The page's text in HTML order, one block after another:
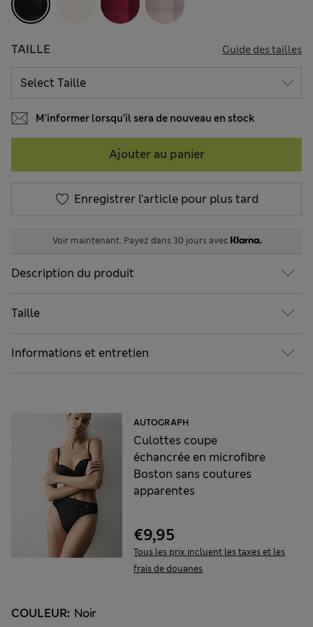
TAILLE Guide des tailles
M’informer lorsqu’il sera de nouveau en stock
Ajouter au panier
Enregistrer l’article pour plus tard
Voir maintenant. Payez dans 30 jours avec
Description du produit
Taille
Informations et entretien
AUTOGRAPH
Culottes coupe
échancrée en microfibre
Boston sans coutures
apparentes
€9,95
Tous les prix incluent les taxes et les
frais de douanes
COULEUR: Noir